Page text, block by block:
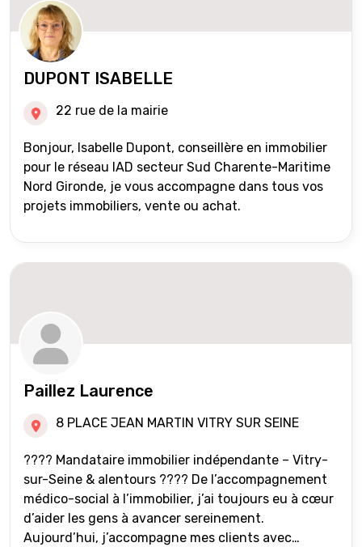
DUPONT ISABELLE
22 rue de la mairie
Bonjour, Isabelle Dupont, conseillère en immobilier
pour le réseau IAD secteur Sud Charente-Maritime
Nord Gironde, je vous accompagne dans tous vos
projets immobiliers, vente ou achat.
Paillez Laurence
8 PLACE JEAN MARTIN VITRY SUR SEINE
???? Mandataire immobilier indépendante – Vitry-
sur-Seine & alentours ???? De l’accompagnement
médico-social à l’immobilier, j’ai toujours eu à cœur
d’aider les gens à avancer sereinement.
Aujourd’hui, j’accompagne mes clients avec